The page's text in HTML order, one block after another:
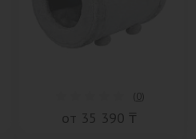
(0)
от 35 390 ₸